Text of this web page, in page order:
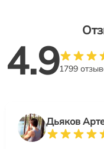
4.91799
Дьяков